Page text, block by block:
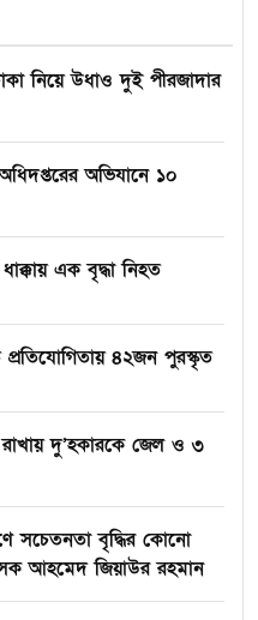
নিয়ে উধাও দুই পীরজাদার
অভিযানে ১০
এক বৃদ্ধা নিহত
প্রতিযোগিতায় ৪২জন পুরস্কৃত
দু’হকারকে জেল ও ৩
সচেতনতা বৃদ্ধির কোনো
আহমেদ জিয়াউর রহমান